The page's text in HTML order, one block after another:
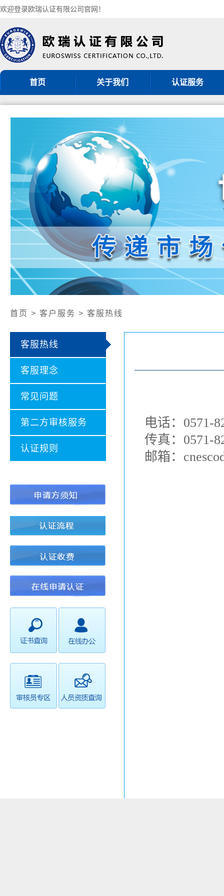
欢迎登录欧瑞认证有限公司官网！
首页 关于我们
机构简介
认证机构批准书
CNAS认可证书
认证服务
ISO9001认证
ISO27001认证
其他管理体系认证
公开文件
认证证书样本
认证业务范围
社会责任报告
首页 > 客户服务 > 客服热线
客服热线
客服理念
常见问题
第二方审核服务
认证规则
电话：0571-
传真：0571-
邮箱：